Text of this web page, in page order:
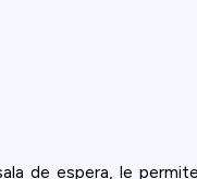
de espera, le